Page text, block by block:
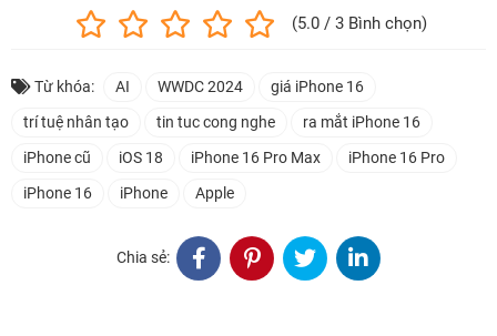
(5.0 / 3 Bình chọn)
Từ khóa: AI WWDC 2024
giá iPhone 16
trí tuệ nhân tạo
tin tuc cong nghe
ra mắt iPhone 16
iPhone cũ
iOS 18 iPhone 16 Pro Max
iPhone 16 Pro
iPhone 16
iPhone Apple
Chia sẻ: